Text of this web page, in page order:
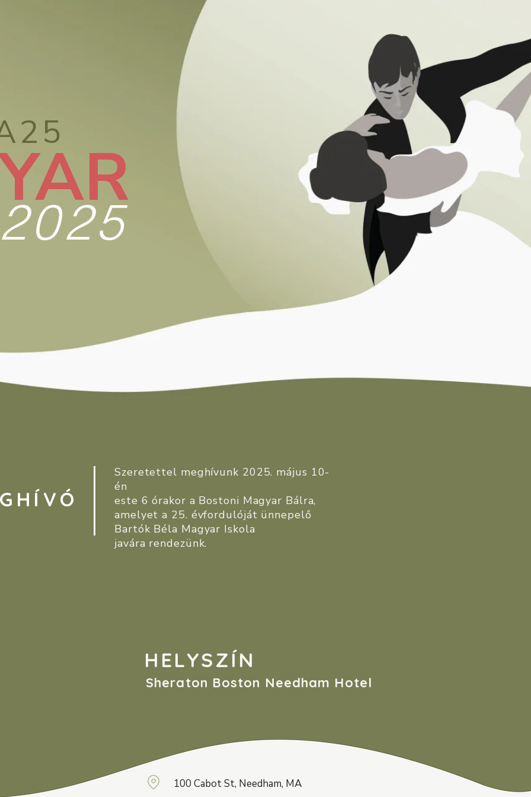
2025
Szeretettel meghívunk 2025. május 10-
én
este 6 órakor a Bostoni Magyar Bálra,
amelyeta 25. évfordulóját ünnepelő
Bartók Béla Magyar Iskola
javára rendezünk.
HELYSZÍN
Sheraton Boston Needham Hotel
100 Cabot St, Needham, MA